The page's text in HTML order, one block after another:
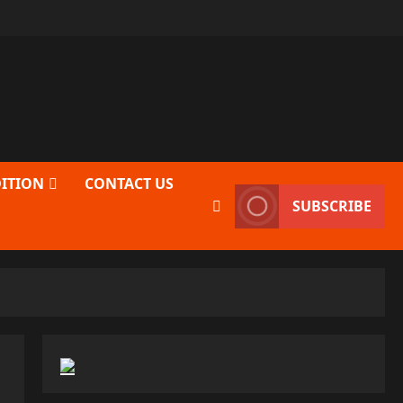
CONTACT US
SUBSCRIBE